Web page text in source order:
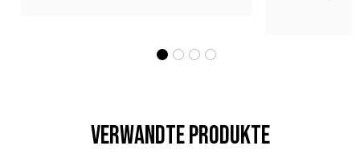
Verwandte Produkte